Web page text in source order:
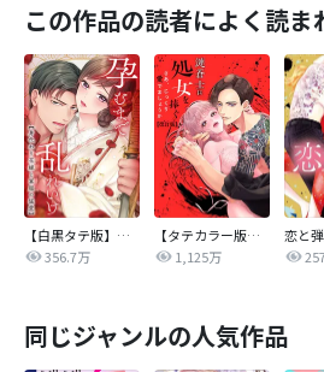
この作品の読者によく読ま
【白黒タテ版】孕むまで乱れいけ～身代わり花嫁と軍服の猛愛
356.7万
【タテカラー版】漣蒼士に処女を捧ぐ～さあ、じっくり愛でましょうか
1,125万
恋と
同じジャンルの人気作品